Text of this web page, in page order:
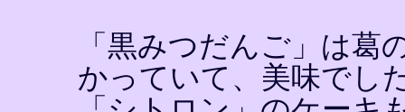
「黒みつだんご」は葛
かっていて、美味でし